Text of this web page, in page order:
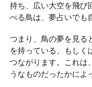
持ち、広い大空を飛び
べる鳥は、夢占いでも
つまり、鳥の夢を見る
を持っている、もしく
つながります。これは
うなものだったかによ